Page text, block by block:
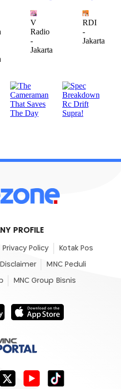
PROFILE
Privacy Policy Kotak Pos
Disclaimer MNC Peduli
MNC Group Bisnis